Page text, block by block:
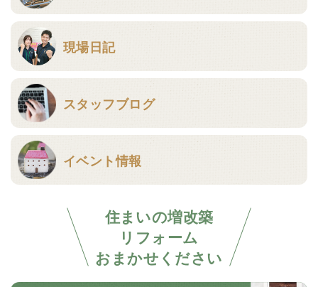
現場日記
スタッフブログ
イベント情報
住まいの増改築
リフォーム
おまかせください